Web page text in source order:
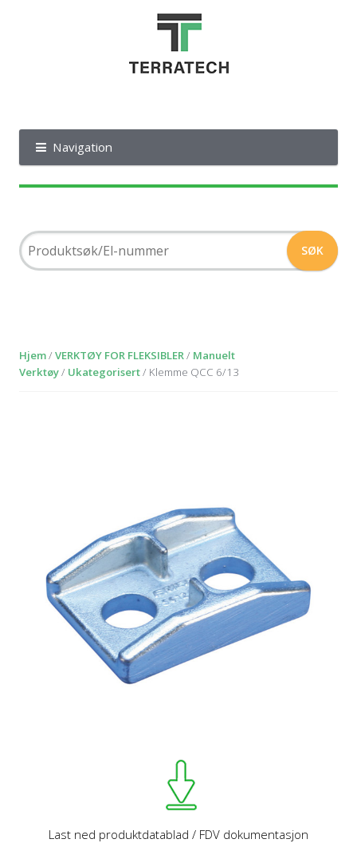
Navigation
Hjem/VERKTØY FOR FLEKSIBLER/ Manuelt
Verktøy/ Ukategorisert/ Klemme QCC 6/13
Last ned produktdatablad / FDV dokumentasjon